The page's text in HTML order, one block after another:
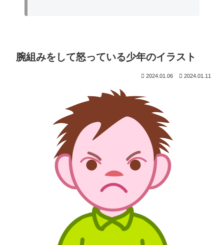
腕組みをして怒っている少年のイラスト
2024.01.06 2024.01.11